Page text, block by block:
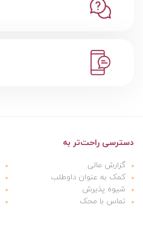
دسترسی راحت‌تر به
گزارش مالی
کمک به عنوان داوطلب
شیوه پذیرش
تماس با محک